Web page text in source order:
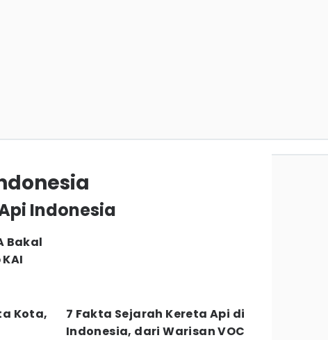
Indonesia
Bakal
Kota,
7 Fakta Sejarah Kereta Api di
Indonesia, dari Warisan VOC